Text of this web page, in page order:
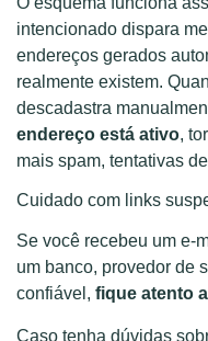
intencionado dispara
endereços gerados
realmente existem.
descadastra
endereço está ativo,
mais spam, tentativas de
Cuidado com links
Se você recebeu um e-
um banco, provedor de
confiável, fique atento
Caso tenha dúvidas